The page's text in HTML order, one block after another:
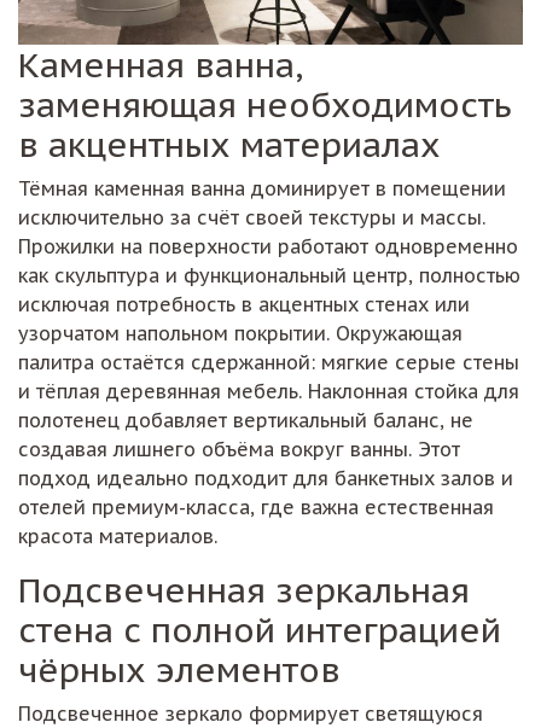
Каменная ванна,
заменяющая необходимость
в акцентных материалах
Тёмная каменная ванна доминирует в помещении
исключительно за счёт своей текстуры и массы.
Прожилки на поверхности работают одновременно
как скульптура и функциональный центр, полностью
исключая потребность в акцентных стенах или
узорчатом напольном покрытии. Окружающая
палитра остаётся сдержанной: мягкие серые стены
и тёплая деревянная мебель. Наклонная стойка для
полотенец добавляет вертикальный баланс, не
создавая лишнего объёма вокруг ванны. Этот
подход идеально подходит для банкетных залов и
отелей премиум-класса, где важна естественная
красота материалов.
Подсвеченная зеркальная
стена с полной интеграцией
чёрных элементов
Подсвеченное зеркало формирует светящуюся